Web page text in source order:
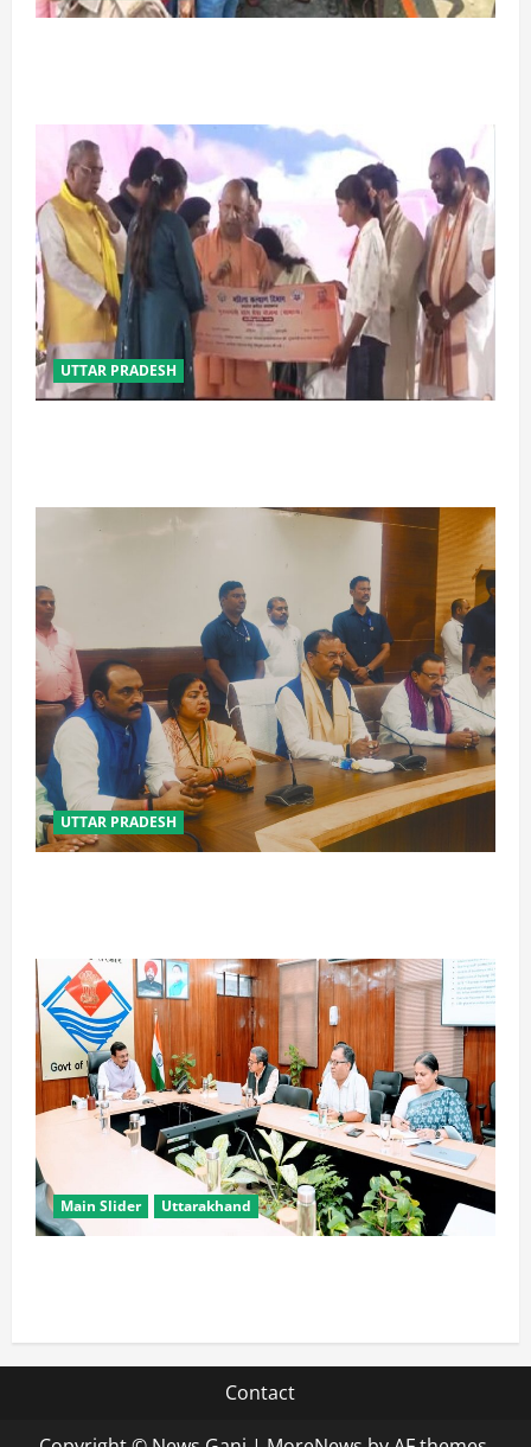
UTTAR PRADESH
UTTAR PRADESH
Main Slider Uttarakhand
Contact